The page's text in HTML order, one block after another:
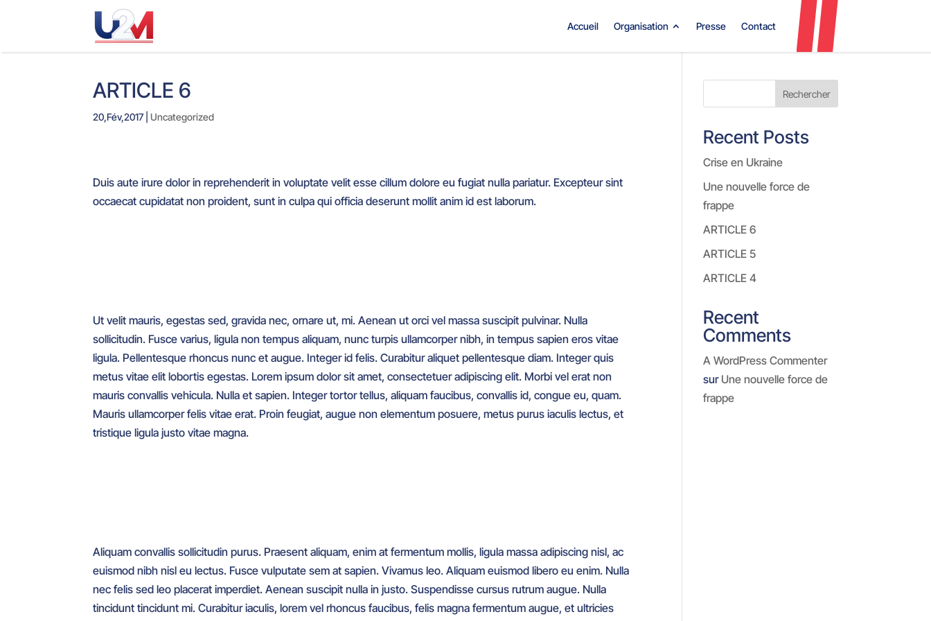
Accueil Organisation Presse Contact
ARTICLE 6
20,Fév,2017 |Uncategorized
Duis aute irure dolor in reprehenderit in voluptate velit esse cillum dolore eu fugiat nulla pariatur. Excepteur sint
occaecat cupidatat non proident, sunt in culpa qui officia deserunt mollit anim id est laborum.
Ut velit mauris, egestas sed, gravida nec, ornare ut, mi. Aenean ut orci vel massa suscipit pulvinar. Nulla
sollicitudin. Fusce varius, ligula non tempus aliquam, nunc turpis ullamcorper nibh, in tempus sapien eros vitae
ligula. Pellentesque rhoncus nunc et augue. Integer id felis. Curabitur aliquet pellentesque diam. Integer quis
metus vitae elit lobortis egestas. Lorem ipsum dolor sit amet, consectetuer adipiscing elit. Morbi vel erat non
mauris convallis vehicula. Nulla et sapien. Integer tortor tellus, aliquam faucibus, convallis id, congue eu, quam.
Mauris ullamcorper felis vitae erat. Proin feugiat, augue non elementum posuere, metus purus iaculis lectus, et
tristique ligula justo vitae magna.
Aliquam convallis sollicitudin purus. Praesent aliquam, enim at fermentum mollis, ligula massa adipiscing nisl, ac
euismod nibh nisl eu lectus. Fusce vulputate sem at sapien. Vivamus leo. Aliquam euismod libero eu enim. Nulla
nec felis sed leo placerat imperdiet. Aenean suscipit nulla in justo. Suspendisse cursus rutrum augue. Nulla
tincidunt tincidunt mi. Curabitur iaculis, lorem vel rhoncus faucibus, felis magna fermentum augue, et ultricies
Rechercher
Recent Posts
Crise en Ukraine
Une nouvelle force de
frappe
ARTICLE 6
ARTICLE 5
ARTICLE 4
Recent
Comments
A WordPress Commenter
sur Une nouvelle force de
frappe